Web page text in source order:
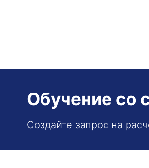
Обучение со
Создайте запрос на